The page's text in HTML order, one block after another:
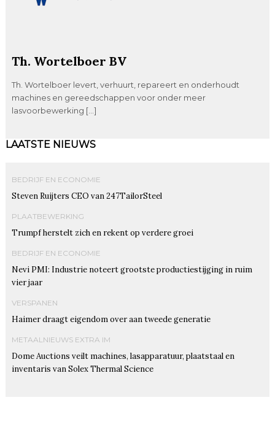
Th. Wortelboer BV
Th. Wortelboer levert, verhuurt, repareert en onderhoudt
machines en gereedschappen voor onder meer
lasvoorbewerking […]
LAATSTE NIEUWS
BEDRIJF EN ECONOMIE
Steven Ruijters CEO van 247TailorSteel
PLAATBEWERKING
Trumpf herstelt zich en rekent op verdere groei
BEDRIJF EN ECONOMIE
Nevi PMI: Industrie noteert grootste productiestijging in ruim
vier jaar
VERSPANEN
Haimer draagt eigendom over aan tweede generatie
METAALNIEUWS EXTRA IM
Dome Auctions veilt machines, lasapparatuur, plaatstaal en
inventaris van Solex Thermal Science